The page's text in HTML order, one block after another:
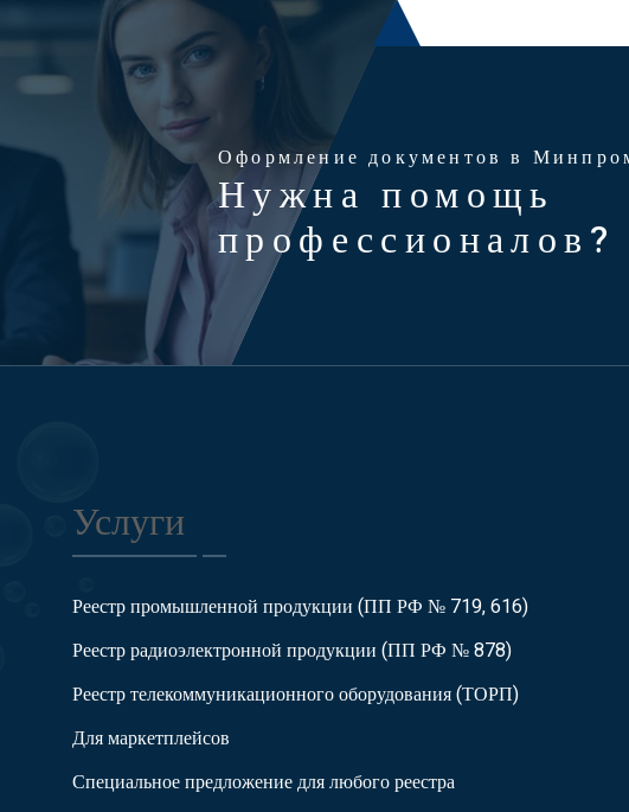
Оформление документов в
Нужна помощь
профессионалов?
Услуги
Реестр промышленной продукции (ПП РФ № 719, 616)
Реестр радиоэлектронной продукции (ПП РФ № 878)
Реестр телекоммуникационного оборудования (ТОРП)
Для маркетплейсов
Специальное предложение для любого реестра